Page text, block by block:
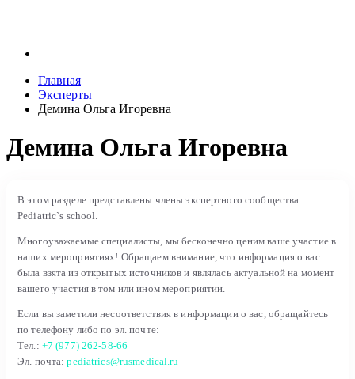
Главная
Эксперты
Демина Ольга Игоревна
Демина Ольга Игоревна
В этом разделе представлены члены экспертного сообщества
Pediatric`s school.
Многоуважаемые специалисты, мы бесконечно ценим ваше участие в
наших мероприятиях! Обращаем внимание, что информация о вас
была взята из открытых источников и являлась актуальной на момент
вашего участия в том или ином мероприятии.
Если вы заметили несоответствия в информации о вас, обращайтесь
по телефону либо по эл. почте:
Тел.: +7 (977) 262-58-66
Эл. почта:pediatrics@rusmedical.ru